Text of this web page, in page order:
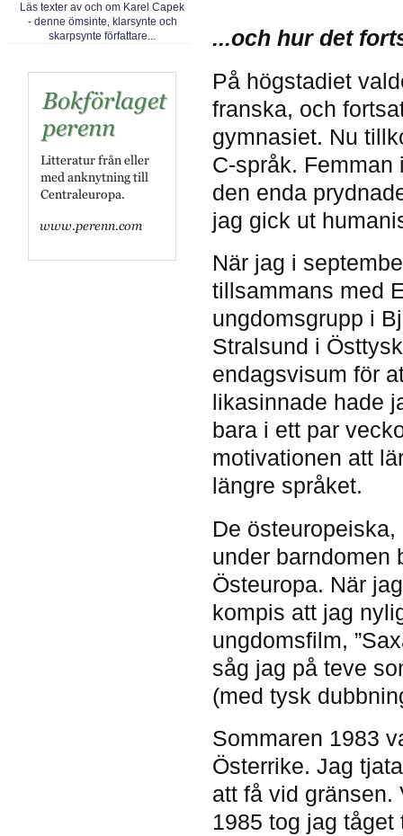
...och hur det
På högstadiet
franska, och
gymnasiet. Nu
C-språk. Femman
den enda
jag gick ut
När jag i
tillsammans med
ungdomsgrupp i
Stralsund i
endagsvisum för
likasinnade hade
bara i ett par
motivationen att
längre språket.
De
under barndomen
Östeuropa. När
kompis att jag
ungdomsfilm,
såg jag på teve
(med tysk
Sommaren 1983
Österrike. Jag
att få vid gränsen.
1985 tog jag
Läs texter av och om Karel Capek
- denne ömsinte, klarsynte och
skarpsynte författare...